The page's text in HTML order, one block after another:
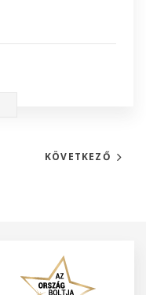
KÖVETKEZŐ